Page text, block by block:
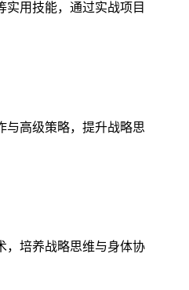
用技能，通过实战项目
与高级策略，提升战略思
，培养战略思维与身体协